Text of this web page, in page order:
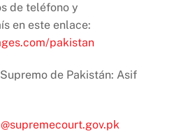
de teléfono y
en este enlace:
pakistan
de Pakistán: Asif